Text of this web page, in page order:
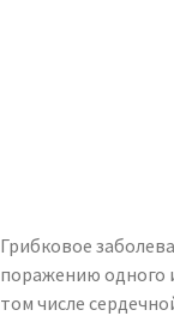
Грибковое
поражению одного
том числе